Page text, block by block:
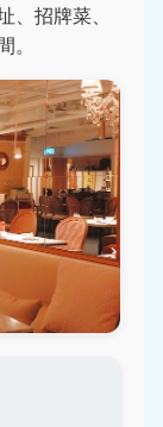
招牌菜、